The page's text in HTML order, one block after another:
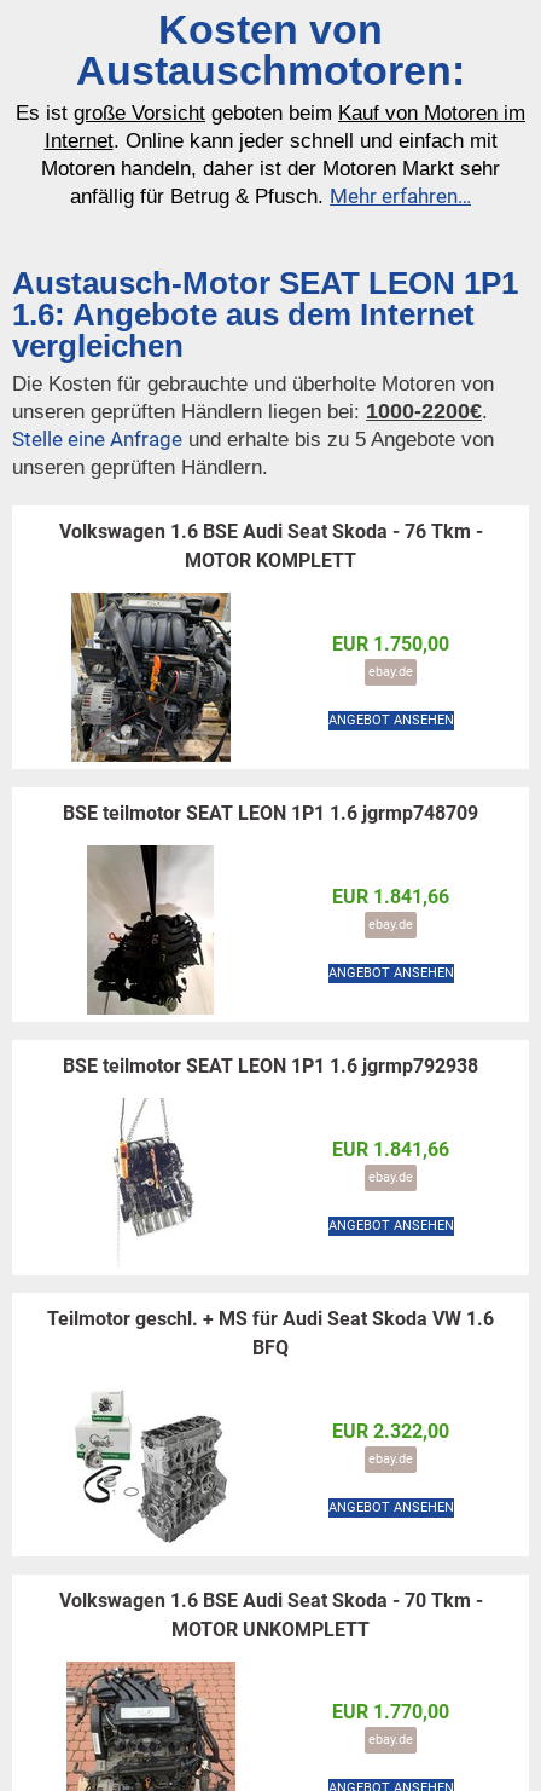
Kosten von
Austauschmotoren:
Es ist große Vorsicht geboten beim Kauf von Motoren im
Internet. Online kann jeder schnell und einfach mit
Motoren handeln, daher ist der Motoren Markt sehr
anfällig für Betrug & Pfusch. Mehr erfahren…
Austausch-Motor SEAT LEON 1P1
1.6: Angebote aus dem Internet
vergleichen
Die Kosten für gebrauchte und überholte Motoren von
unseren geprüften Händlern liegen bei: 1000-2200€.
Stelle eine Anfrage und erhalte bis zu 5 Angebote von
unseren geprüften Händlern.
Volkswagen 1.6 BSE Audi Seat Skoda - 76 Tkm -
MOTOR KOMPLETT
EUR 1.750,00
ebay.de
ANGEBOT ANSEHEN
BSE teilmotor SEAT LEON 1P1 1.6 jgrmp748709
EUR 1.841,66
ebay.de
ANGEBOT ANSEHEN
BSE teilmotor SEAT LEON 1P1 1.6 jgrmp792938
EUR 1.841,66
ebay.de
ANGEBOT ANSEHEN
Teilmotor geschl. + MS für Audi Seat Skoda VW 1.6
BFQ
EUR 2.322,00
ebay.de
ANGEBOT ANSEHEN
Volkswagen 1.6 BSE Audi Seat Skoda - 70 Tkm -
MOTOR UNKOMPLETT
EUR 1.770,00
ebay.de